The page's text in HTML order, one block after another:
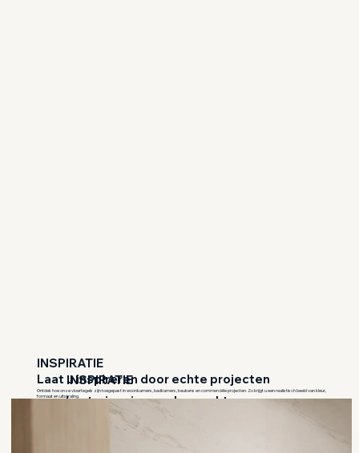
INSPIRATIE
Laat u inspireren door echte
projecten
u een realistisch beeld van kleur, formaat en uitstraling.
INSPIRATIE
Laat u inspireren door echte projecten
Ontdek hoe onze vloertegels zijn toegepast in woonkamers, badkamers, keukens en commerciële projecten. Zo krijgt u een realistisch beeld van kleur,
formaat en uitstraling.